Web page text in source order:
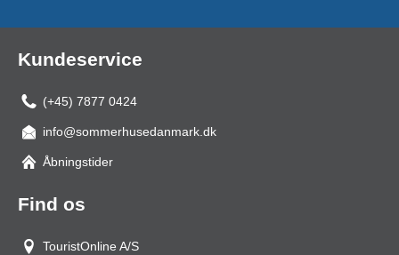
Kundeservice
(+45) 7877 0424
info@sommerhusedanmark.dk
Åbningstider
Find os
TouristOnline A/S